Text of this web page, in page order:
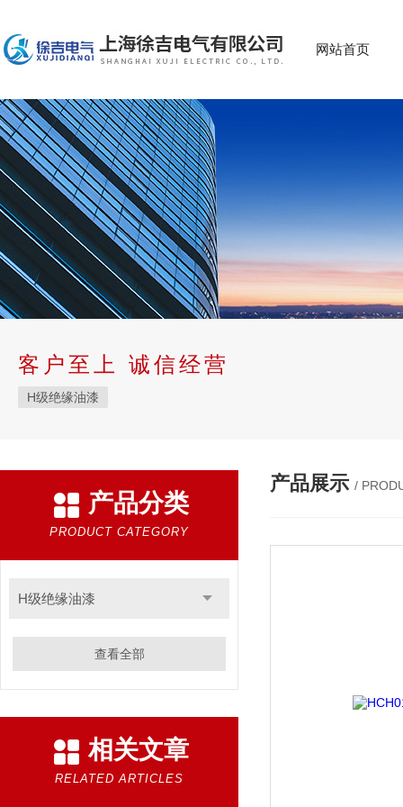
网站首页
客户至上 诚信经营
H级绝缘油漆
产品分类
PRODUCT CATEGORY
H级绝缘油漆
查看全部
相关文章
RELATED ARTICLES
产品展示 /